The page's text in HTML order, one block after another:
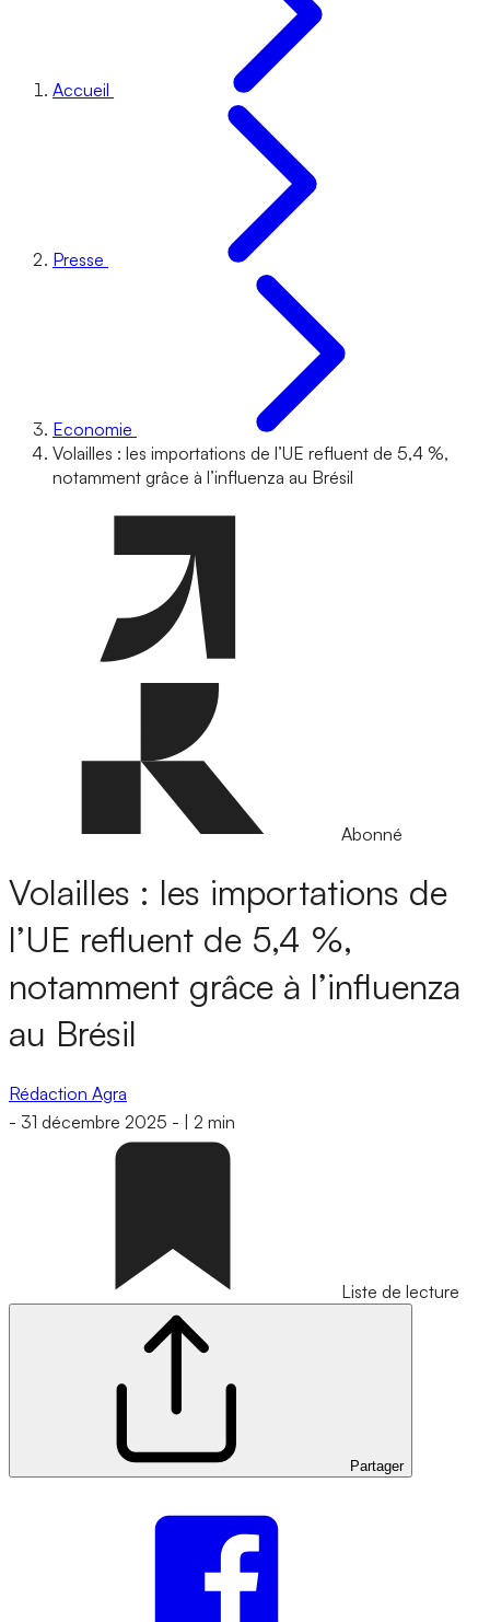
Accueil
Presse
Economie
Volailles : les importations de l’UE refluent de 5,4 %,
notamment grâce à l’influenza au Brésil
Abonné
Volailles : les importations de
l’UE refluent de 5,4 %,
notamment grâce à l’influenza
au Brésil
Rédaction Agra
- 31 décembre 2025 - 2 min
Liste de lecture
Partager